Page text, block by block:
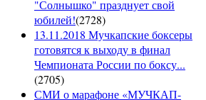
"Солнышко" празднует свой
юбилей!(2728)
13.11.2018 Мучкапские боксеры
готовятся к выходу в финал
Чемпионата России по боксу...
(2705)
СМИ о марафоне «МУЧКАП-